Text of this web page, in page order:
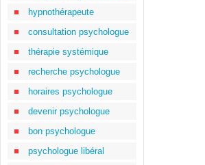
hypnothérapeute
consultation psychologue
thérapie systémique
recherche psychologue
horaires psychologue
devenir psychologue
bon psychologue
psychologue libéral